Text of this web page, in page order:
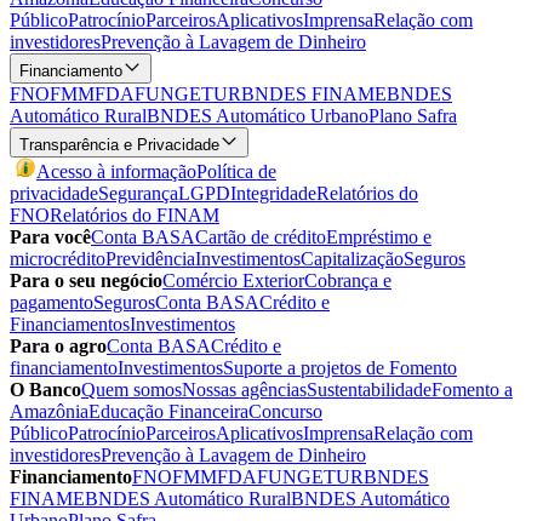
PúblicoPatrocínioParceirosAplicativosImprensaRelação com
investidoresPrevenção à Lavagem de Dinheiro
Financiamento
FNOFMMFDAFUNGETURBNDES FINAMEBNDES
Automático RuralBNDES Automático UrbanoPlano Safra
Transparência e Privacidade
Acesso à informaçãoPolítica de
privacidadeSegurançaLGPDIntegridadeRelatórios do
FNORelatórios do FINAM
Para vocêConta BASACartão de créditoEmpréstimo e
microcréditoPrevidênciaInvestimentosCapitalizaçãoSeguros
Para o seu negócioComércio ExteriorCobrança e
pagamentoSegurosConta BASACrédito e
FinanciamentosInvestimentos
Para o agroConta BASACrédito e
financiamentoInvestimentosSuporte a projetos de Fomento
O BancoQuem somosNossas agênciasSustentabilidadeFomento a
AmazôniaEducação FinanceiraConcurso
PúblicoPatrocínioParceirosAplicativosImprensaRelação com
investidoresPrevenção à Lavagem de Dinheiro
FinanciamentoFNOFMMFDAFUNGETURBNDES
FINAMEBNDES Automático RuralBNDES Automático